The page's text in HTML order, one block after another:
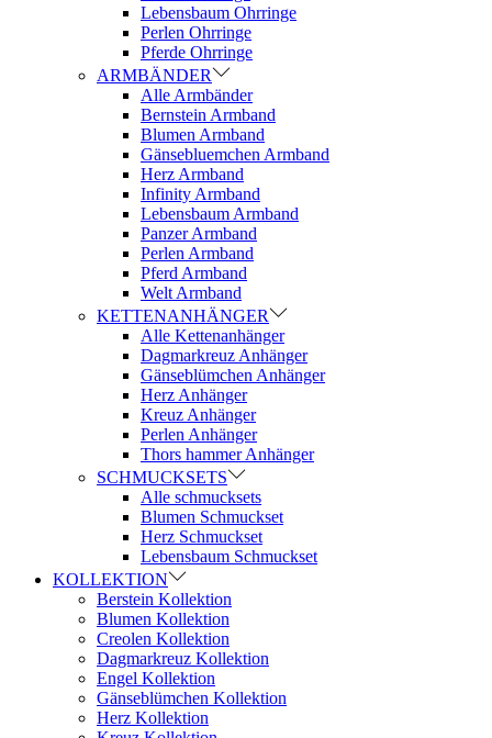
Lebensbaum Ohrringe
Perlen Ohrringe
Pferde Ohrringe
ARMBÄNDER
Alle Armbänder
Bernstein Armband
Blumen Armband
Gänsebluemchen Armband
Herz Armband
Infinity Armband
Lebensbaum Armband
Panzer Armband
Perlen Armband
Pferd Armband
Welt Armband
KETTENANHÄNGER
Alle Kettenanhänger
Dagmarkreuz Anhänger
Gänseblümchen Anhänger
Herz Anhänger
Kreuz Anhänger
Perlen Anhänger
Thors hammer Anhänger
SCHMUCKSETS
Alle schmucksets
Blumen Schmuckset
Herz Schmuckset
Lebensbaum Schmuckset
KOLLEKTION
Berstein Kollektion
Blumen Kollektion
Creolen Kollektion
Dagmarkreuz Kollektion
Engel Kollektion
Gänseblümchen Kollektion
Herz Kollektion